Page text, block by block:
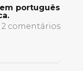
português
| 2 comentários